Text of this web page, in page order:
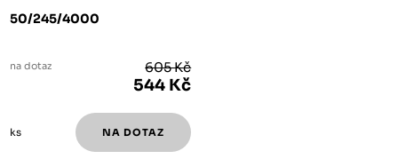
50/245/4000
na dotaz 605 Kč
544 Kč
ks